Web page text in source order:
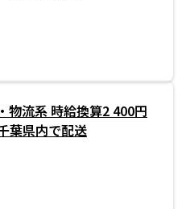
物流系 時給換算2 400円
葉県内で配送